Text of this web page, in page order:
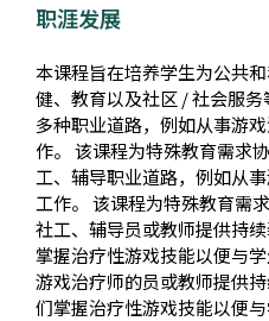
职涯发展
本课程旨在培养学生为公共
健、教育以及社区 / 社会服
多种职业道路，例如从事游
作。 该课程为特殊教育需求
工、辅导职业道路，例如从
工作。 该课程为特殊教育需
社工、辅导员或教师提供持
掌握治疗性游戏技能以便与
游戏治疗师的员或教师提供
们掌握治疗性游戏技能以便与